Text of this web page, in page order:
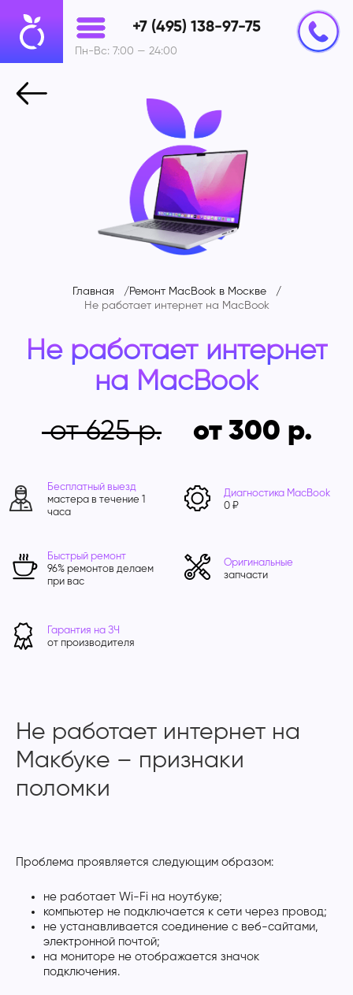
+7 (495) 138-97-75
Пн-Вс: 7:00 — 24:00
Главная
Ремонт MacBook в Москве
Не работает интернет на MacBook
Не работает интернет
на MacBook
от 625
от 300
Бесплатный выезд
мастера в течение 1
часа
Диагностика MacBook
0 ₽
Быстрый ремонт
96% ремонтов делаем
при вас
Оригинальные
запчасти
Гарантия на ЗЧ
от производителя
Не работает интернет на
Макбуке – признаки
поломки
Проблема проявляется следующим образом:
не работает Wi-Fi на ноутбуке;
компьютер не подключается к сети через провод;
не устанавливается соединение с веб-сайтами,
электронной почтой;
на мониторе не отображается значок
подключения.